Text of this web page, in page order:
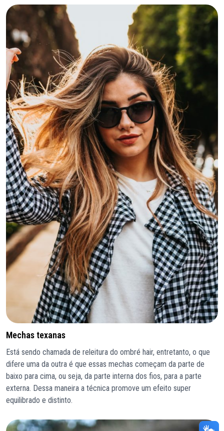
Mechas texanas
Está sendo chamada de releitura do ombré hair, entretanto, o que
difere uma da outra é que essas mechas começam da parte de
baixo para cima, ou seja, da parte interna dos fios, para a parte
externa. Dessa maneira a técnica promove um efeito super
equilibrado e distinto.